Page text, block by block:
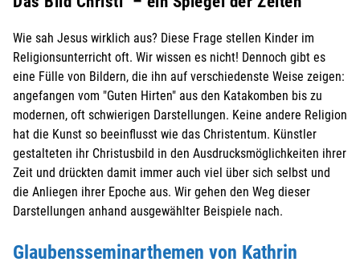
Wie sah Jesus wirklich aus? Diese Frage stellen Kinder im
Religionsunterricht oft. Wir wissen es nicht! Dennoch gibt es
eine Fülle von Bildern, die ihn auf verschiedenste Weise zeigen:
angefangen vom "Guten Hirten" aus den Katakomben bis zu
modernen, oft schwierigen Darstellungen. Keine andere Religion
hat die Kunst so beeinflusst wie das Christentum. Künstler
gestalteten ihr Christusbild in den Ausdrucksmöglichkeiten ihrer
Zeit und drückten damit immer auch viel über sich selbst und
die Anliegen ihrer Epoche aus. Wir gehen den Weg dieser
Darstellungen anhand ausgewählter Beispiele nach.
Glaubensseminarthemen von Kathrin